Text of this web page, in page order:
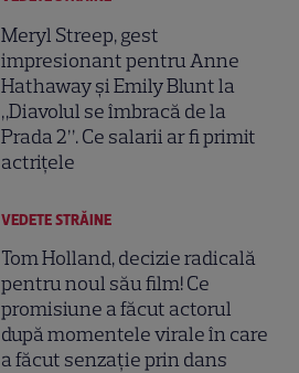
Meryl Streep, gest
impresionant pentru Anne
Hathaway și Emily Blunt la
„Diavolul se îmbracă de la
Prada 2”. Ce salarii ar fi primit
actrițele
VEDETE STRĂINE
Tom Holland, decizie radicală
pentru noul său film! Ce
promisiune a făcut actorul
după momentele virale în care
a făcut senzație prin dans